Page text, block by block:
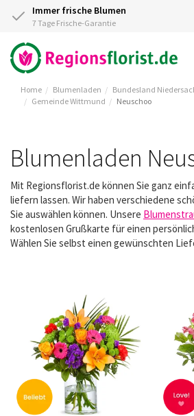
Immer frische Blumen
7 Tage Frische-Garantie
Home Blumenladen
Bundesland
Gemeinde Wittmund
Neuschoo
Blumenladen
Mit Regionsflorist.de können Sie ganz
liefern lassen. Wir haben verschiedene
Sie auswählen können. Unsere
kostenlosen Grußkarte für einen
Wählen Sie selbst einen gewünschten